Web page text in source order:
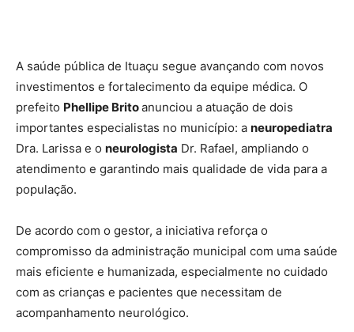
A saúde pública de Ituaçu segue avançando com novos
investimentos e fortalecimento da equipe médica. O
prefeito Phellipe Britoanunciou a atuação de dois
importantes especialistas no município: a neuropediatra
Dra. Larissa e o neurologista Dr. Rafael, ampliando o
atendimento e garantindo mais qualidade de vida para a
população.
De acordo com o gestor, a iniciativa reforça o
compromisso da administração municipal com uma saúde
mais eficiente e humanizada, especialmente no cuidado
com as crianças e pacientes que necessitam de
acompanhamento neurológico.